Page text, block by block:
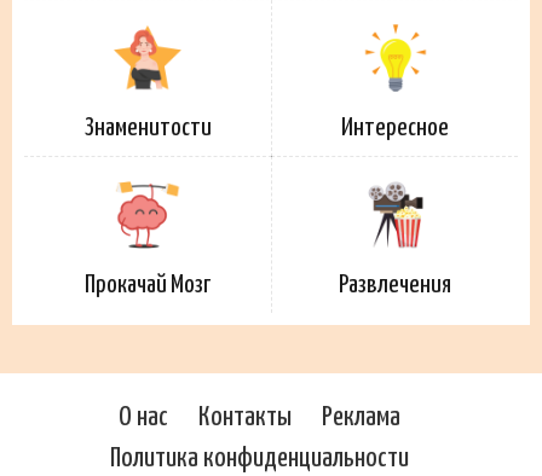
Знаменитости Интересное
Прокачай Мозг Развлечения
О нас Контакты
Реклама
Политика конфиденциальности